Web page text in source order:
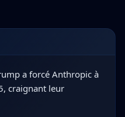
a forcé Anthropic à
craignant leur